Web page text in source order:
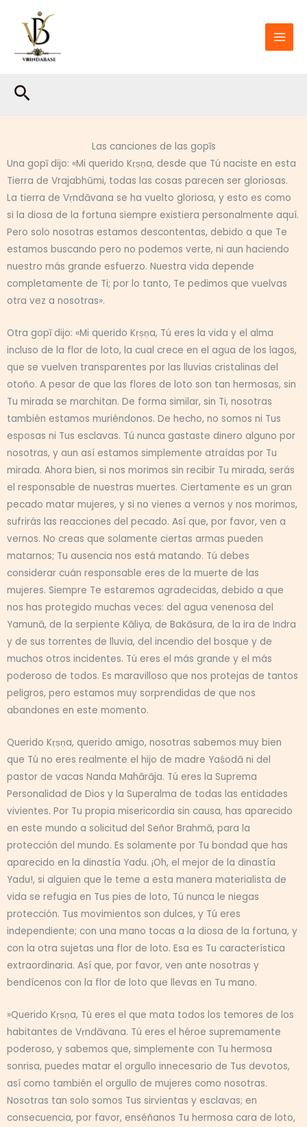
contenido
Buscar
Las canciones de las gopīs
Una gopī dijo: «Mi querido Kṛṣṇa, desde que Tú naciste en esta
Tierra de Vrajabhūmi, todas las cosas parecen ser gloriosas.
La tierra de Vṛndāvana se ha vuelto gloriosa, y esto es como
si la diosa de la fortuna siempre existiera personalmente aquí.
Pero solo nosotras estamos descontentas, debido a que Te
estamos buscando pero no podemos verte, ni aun haciendo
nuestro más grande esfuerzo. Nuestra vida depende
completamente de Ti; por lo tanto, Te pedimos que vuelvas
otra vez a nosotras».
Otra gopī dijo: «Mi querido Kṛṣṇa, Tú eres la vida y el alma
incluso de la flor de loto, la cual crece en el agua de los lagos,
que se vuelven transparentes por las lluvias cristalinas del
otoño. A pesar de que las flores de loto son tan hermosas, sin
Tu mirada se marchitan. De forma similar, sin Ti, nosotras
también estamos muriéndonos. De hecho, no somos ni Tus
esposas ni Tus esclavas. Tú nunca gastaste dinero alguno por
nosotras, y aun así estamos simplemente atraídas por Tu
mirada. Ahora bien, si nos morimos sin recibir Tu mirada, serás
el responsable de nuestras muertes. Ciertamente es un gran
pecado matar mujeres, y si no vienes a vernos y nos morimos,
sufrirás las reacciones del pecado. Así que, por favor, ven a
vernos. No creas que solamente ciertas armas pueden
matarnos; Tu ausencia nos está matando. Tú debes
considerar cuán responsable eres de la muerte de las
mujeres. Siempre Te estaremos agradecidas, debido a que
nos has protegido muchas veces: del agua venenosa del
Yamunā, de la serpiente Kāliya, de Bakāsura, de la ira de Indra
y de sus torrentes de lluvia, del incendio del bosque y de
muchos otros incidentes. Tú eres el más grande y el más
poderoso de todos. Es maravilloso que nos protejas de tantos
peligros, pero estamos muy sorprendidas de que nos
abandones en este momento.
Querido Kṛṣṇa, querido amigo, nosotras sabemos muy bien
que Tú no eres realmente el hijo de madre Yaśodā ni del
pastor de vacas Nanda Mahārāja. Tú eres la Suprema
Personalidad de Dios y la Superalma de todas las entidades
vivientes. Por Tu propia misericordia sin causa, has aparecido
en este mundo a solicitud del Señor Brahmā, para la
protección del mundo. Es solamente por Tu bondad que has
aparecido en la dinastía Yadu. ¡Oh, el mejor de la dinastía
Yadu!, si alguien que le teme a esta manera materialista de
vida se refugia en Tus pies de loto, Tú nunca le niegas
protección. Tus movimientos son dulces, y Tú eres
independiente; con una mano tocas a la diosa de la fortuna, y
con la otra sujetas una flor de loto. Esa es Tu característica
extraordinaria. Así que, por favor, ven ante nosotras y
bendícenos con la flor de loto que llevas en Tu mano.
»Querido Kṛṣṇa, Tú eres el que mata todos los temores de los
habitantes de Vṛndāvana. Tú eres el héroe supremamente
poderoso, y sabemos que, simplemente con Tu hermosa
sonrisa, puedes matar el orgullo innecesario de Tus devotos,
así como también el orgullo de mujeres como nosotras.
Nosotras tan solo somos Tus sirvientas y esclavas; en
consecuencia, por favor, enséñanos Tu hermosa cara de loto,